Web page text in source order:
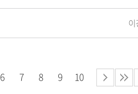
이
6 7 8 9 10